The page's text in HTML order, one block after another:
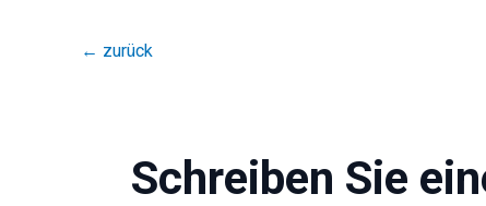
← zurück
Schreiben Sie